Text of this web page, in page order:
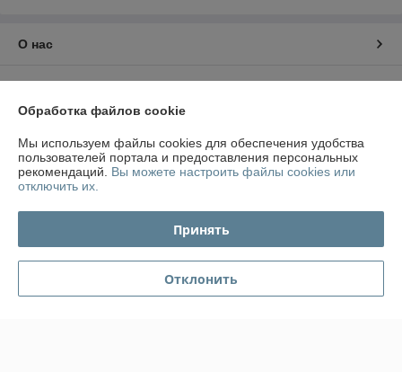
О нас
График работы
Полная версия сайта
Сайт создан на платформе Deal.by
Обработка файлов cookie
Мы используем файлы cookies для обеспечения удобства
пользователей портала и предоставления персональных
рекомендаций. Вы можете настроить файлы cookies или
отключить их.
Принять
Отклонить